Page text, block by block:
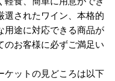
選されたワイン、本格的
用途に対応できる商品が
のお客様に必ずご満足い
ケットの見どころは以下